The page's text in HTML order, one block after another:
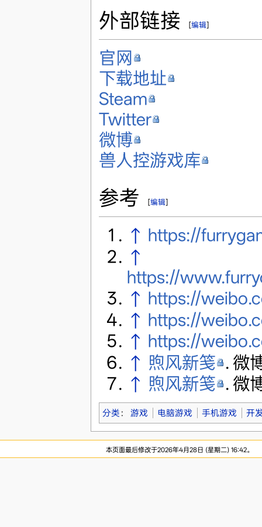
外部链接 [编辑]
官网
下载地址
Steam
Twitter
微博
兽人控游戏库
参考 [编辑]
↑ https://
↑
https://
↑ https://
↑ https://
↑ https://
↑ 煦风新笺 . 微
↑ 煦风新笺 . 微
分类 ： 游戏 电脑游戏 手机游戏 开
本页面最后修改于2026年4月28日 (星期二) 16:42。